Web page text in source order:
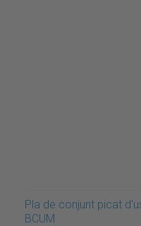
Pla de conjunt picat
BCUM